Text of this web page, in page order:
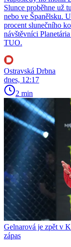
Slunce proběhne už
nebo ve Španělsku.
procent slunečního
návštěvníci
TUO.
Ostravská Drbna
dnes, 12:17
2 min
Gelnarová je zpět v
zápas